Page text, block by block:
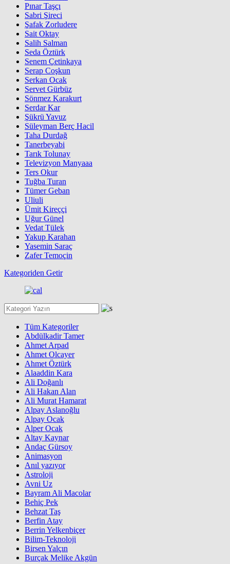
Pınar Taşçı
Sabri Şireci
Şafak Zorludere
Sait Oktay
Salih Salman
Seda Öztürk
Senem Çetinkaya
Serap Coşkun
Serkan Ocak
Servet Gürbüz
Sönmez Karakurt
Serdar Kar
Şükrü Yavuz
Süleyman Berç Hacil
Taha Durdağ
Tanerbeyabi
Tarık Tolunay
Televizyon Manyaaa
Ters Okur
Tuğba Turan
Tümer Geban
Uliuli
Ümit Kireççi
Uğur Günel
Vedat Tülek
Yakup Karahan
Yasemin Saraç
Zafer Temoçin
Kategoriden Getir
Tüm Kategoriler
Abdülkadir Tamer
Ahmet Arpad
Ahmet Olcayer
Ahmet Öztürk
Alaaddin Kara
Ali Doğanlı
Ali Hakan Alan
Ali Murat Hamarat
Alpay Aslanoğlu
Alpay Ocak
Alper Ocak
Altay Kaynar
Andaç Gürsoy
Animasyon
Anıl yazıyor
Astroloji
Avni Uz
Bayram Ali Macolar
Behiç Pek
Behzat Taş
Berfin Atay
Berrin Yelkenbiçer
Bilim-Teknoloji
Birsen Yalçın
Burçak Melike Akgün